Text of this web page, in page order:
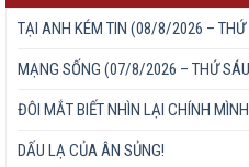
TẠI ANH KÉM TIN (08/8/2026 – THỨ
MẠNG SỐNG (07/8/2026 – THỨ
ĐÔI MẮT BIẾT NHÌN LẠI CHÍNH MÌNH
DẤU LẠ CỦA ÂN SỦNG!